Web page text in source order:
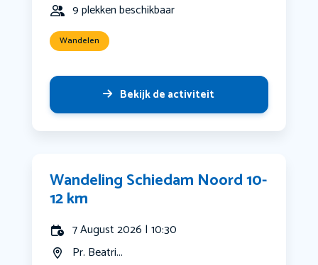
9 plekken beschikbaar
Wandelen
Bekijk de activiteit
Wandeling Schiedam Noord 10-
12 km
7 August 2026 | 10:30
Pr. Beatri...